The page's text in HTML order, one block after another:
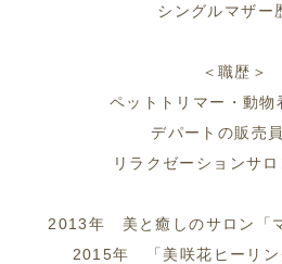
シングルマザー
＜職歴＞
ペットトリマー・動
デパートの販売
リラクゼーションサ
2013年 美と癒しのサロン「
2015年 「美咲花ヒーリン